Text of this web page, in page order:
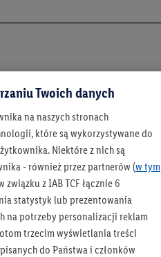
bieżąco
Lidla
się!
Twoich danych
na naszych stronach
które są wykorzystywane do
Niektóre z nich są
- również przez partnerów (w tym
z IAB TCF łącznie 6
statystyk lub prezentowania
na potrzeby personalizacji reklam
trzecim wyświetlania treści
do Państwa i członków